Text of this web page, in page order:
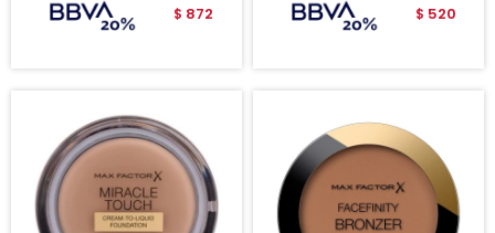
$ 872 $ 520